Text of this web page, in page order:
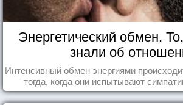
Энергетический обмен.
знали об
Интенсивный обмен энергиями
тогда, когда они испытывают